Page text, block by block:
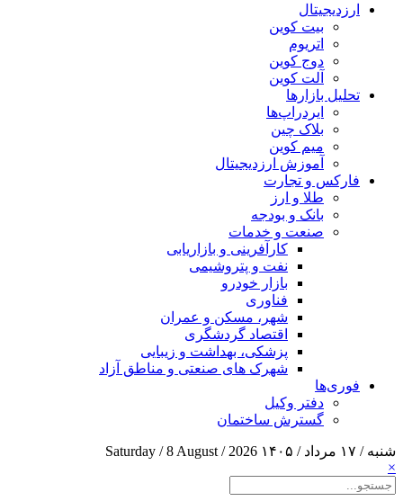
ارزدیجیتال
بیت کوین
اتریوم
دوج کوین
آلت کوین
تحلیل بازارها
ایردراپ‌ها
بلاک چین
میم کوین‌
آموزش ارزدیجیتال
فارکس و تجارت
طلا و ارز
بانک و بودجه
صنعت و خدمات
کارآفرینی و بازاریابی
نفت و پتروشیمی
بازار خودرو
فناوری
شهر، مسکن و عمران
اقتصاد گردشگری
پزشکی، بهداشت و زیبایی
شهرک های صنعتی و مناطق آزاد
فوری‌ها
دفتر وکیل
گسترش ساختمان
شنبه / ۱۷ مرداد / ۱۴۰۵
Saturday / 8 August / 2026
×